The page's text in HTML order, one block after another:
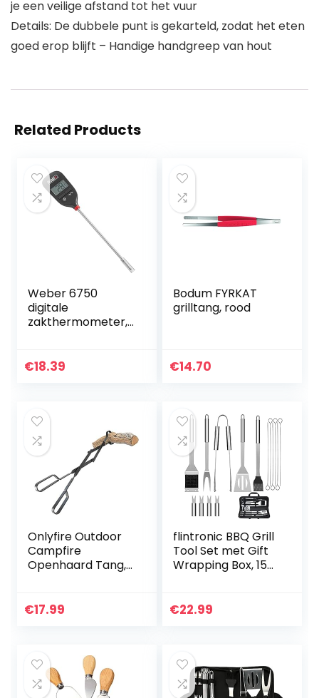
je een veilige afstand tot het vuur
Details: De dubbele punt is gekarteld, zodat het eten
goed erop blijft – Handige handgreep van hout
Related Products
Weber 6750
digitale
zakthermometer,
€18.39
Bodum FYRKAT
grilltang, rood
€14.70
Onlyfire Outdoor
Campfire
Openhaard Tang,
€17.99
flintronic BBQ Grill
Tool Set met Gift
Wrapping Box, 15
BBQ
€22.99